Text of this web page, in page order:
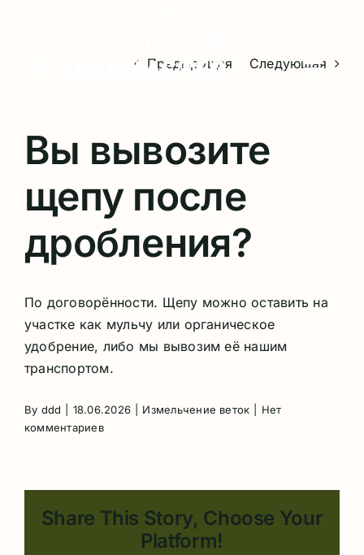
ПРОДУКЦИЯ
КЛИЕНТЫ
О КОМПАНИИ
Предыдущая Следующая
Вы вывозите
щепу после
дробления?
По договорённости. Щепу можно оставить на
участке как мульчу или органическое
удобрение, либо мы вывозим её нашим
транспортом.
By ddd 18.06.2026 Измельчение веток
Нет
комментариев
Share This Story, Choose Your
Platform!